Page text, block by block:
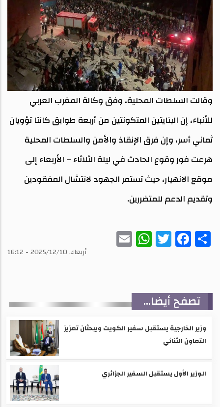
وقالت السلطات المحلية، وفق وكالة المغرب العربي
للأنباء، إن البنايتين المتكونتين من أربعة طوابق كانتا تؤويان
ثماني أسر، وإن فرق الإنقاذ والأمن والسلطات المحلية
هرعت فور وقوع الحادث في ليلة الثلاثاء – الأربعاء إلى
موقع الانهيار، حيث تستمر الجهود لانتشال المفقودين
وتقديم الدعم للمتضررين.
Share
Facebook
Twitter
WhatsAppأربعاء, 2025/12/10 - 16:12
تصفح أيضا...
وزير الخارجية يستقبل سفير الكويت ويبحثان تعزيز
التعاون الثنائي
الوزير الأول يستقبل السفير الجزائري